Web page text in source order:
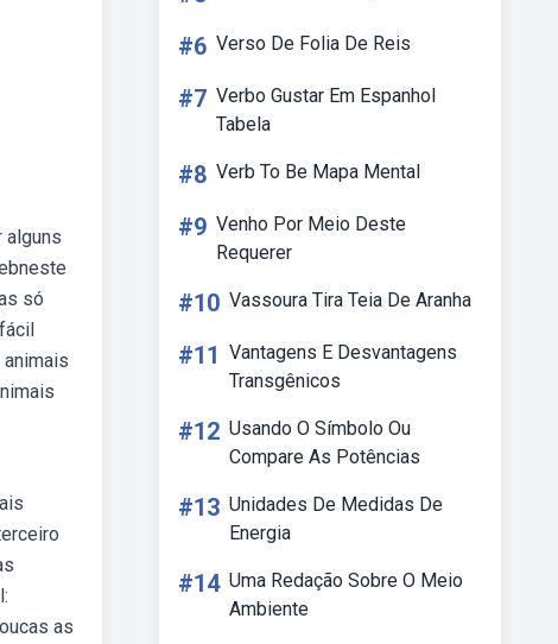
alguns
só
as
#6 Verso De Folia De Reis
#7 Verbo Gustar Em Espanhol
Tabela
#8 Verb To Be Mapa Mental
#9 Venho Por Meio Deste
Requerer
#10 Vassoura Tira Teia De Aranha
#11 Vantagens E Desvantagens
Transgênicos
#12 Usando O Símbolo Ou
Compare As Potências
#13 Unidades De Medidas De
Energia
#14 Uma Redação Sobre O Meio
Ambiente